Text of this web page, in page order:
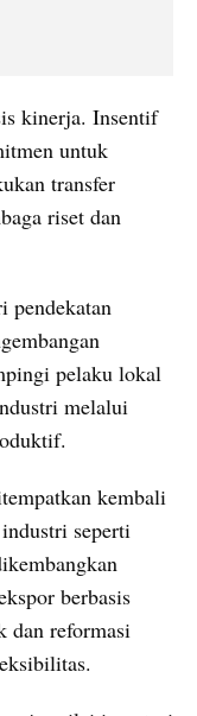
kinerja. Insentif
untuk
transfer
riset dan
pendekatan
pelaku lokal
melalui
kembali
seperti
berbasis
dan reformasi